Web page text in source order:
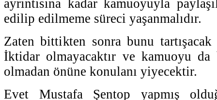
ayrıntısına kadar kamuoyuyla
edilip edilmeme süreci yaşanmalıdır.
Zaten bittikten sonra bunu
İktidar olmayacaktır ve kamuoyu da
olmadan önüne konulanı yiyecektir.
Evet Mustafa Şentop yapmış